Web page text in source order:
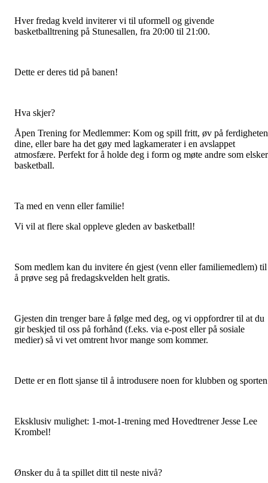
Hver fredag kveld inviterer vi til uformell og givende
basketballtrening på Stunesallen, fra 20:00 til 21:00.
Dette er deres tid på banen!
Hva skjer?
Åpen Trening for Medlemmer: Kom og spill fritt, øv på
dine, eller bare ha det gøy med lagkamerater i en avslappet
atmosfære. Perfekt for å holde deg i form og møte andre som elsker
basketball.
Ta med en venn eller familie!
Vi vil at flere skal oppleve gleden av basketball!
Som medlem kan du invitere én gjest (venn eller familiemedlem) til
å prøve seg på fredagskvelden helt gratis.
Gjesten din trenger bare å følge med deg, og vi oppfordrer til at du
gir beskjed til oss på forhånd (f.eks. via e-post eller på sosiale
medier) så vi vet omtrent hvor mange som kommer.
Dette er en flott sjanse til å introdusere noen for klubben og
Eksklusiv mulighet: 1-mot-1-trening med Hovedtrener Jesse Lee
Krombel!
Ønsker du å ta spillet ditt til neste nivå?